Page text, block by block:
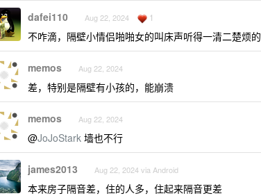
dafei110 Aug 22, 2024 1
不咋滴，隔壁小情侣啪啪女的叫床声听得一清二楚烦
memos Aug 22, 2024
差，特别是隔壁有小孩的，能崩溃
memos Aug 22, 2024
@JoJoStark 墙也不行
james2013 Aug 22, 2024 via Android
本来房子隔音差，住的人多，住起来隔音更差